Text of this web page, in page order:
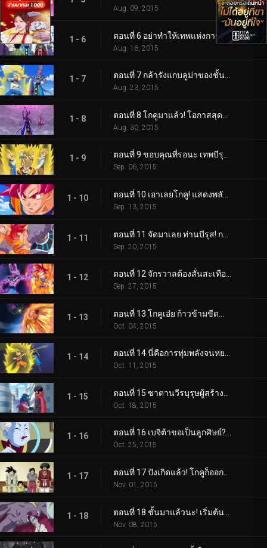
Aug. 09, 2015
1 - 6 ตอนที่ 6 อย่าทำให้เทพแห่งการทำลายล้างโกรธ! ปาร์ตี้วันเกิดแสนตื่นเต้น
Aug. 16, 2015
1 - 7 ตอนที่ 7 กล้ารังแกบลูม่าของชั้นได้ไง! เบจิต้าโกรธจนเปลี่ยนร่าง!?
Aug. 23, 2015
1 - 8
Aug. 30, 2015
1 - 9 ตอนที่ 9 ขอบคุณที่รอนะ เทพบีรุส! ในที่สุด ซูเปอร์ไซย่าก็อดก็ถือกำเนิดแล้ว!
Sep. 06, 2015
1 - 10
Sep. 13, 2015
1 - 11
Sep. 20, 2015
1 - 12
Sep. 27, 2015
1 - 13
Oct. 04, 2015
1 - 14 ตอนที่ 14 นี่คือการทุ่มพลังจนหยดสุดท้าย! วัดกันไปเลย! พระเจ้าปะทะพระเจ้า
Oct. 11, 2015
1 - 15
Oct. 18, 2015
1 - 16 ตอนที่ 16 เบจิต้าขอเป็นลูกศิษย์? จงเหนือกว่าวิสให้ได้!
Oct. 25, 2015
1 - 17
Nov. 01, 2015
1 - 18
Nov. 08, 2015